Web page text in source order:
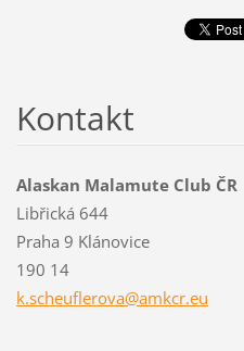
Kontakt
Alaskan Malamute Club ČR
Libřická 644
Praha 9 Klánovice
190 14
k.scheuflerova@amkcr.eu